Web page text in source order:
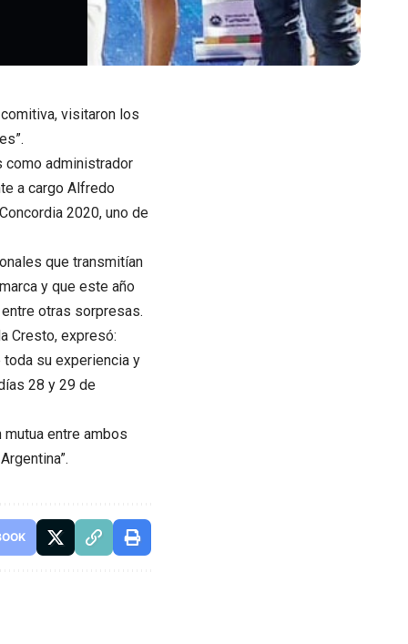
visitaron los
como administrador
a cargo Alfredo
2020, uno de
que transmitían
y que este año
otras sorpresas.
Cresto, expresó:
su experiencia y
28 y 29 de
entre ambos